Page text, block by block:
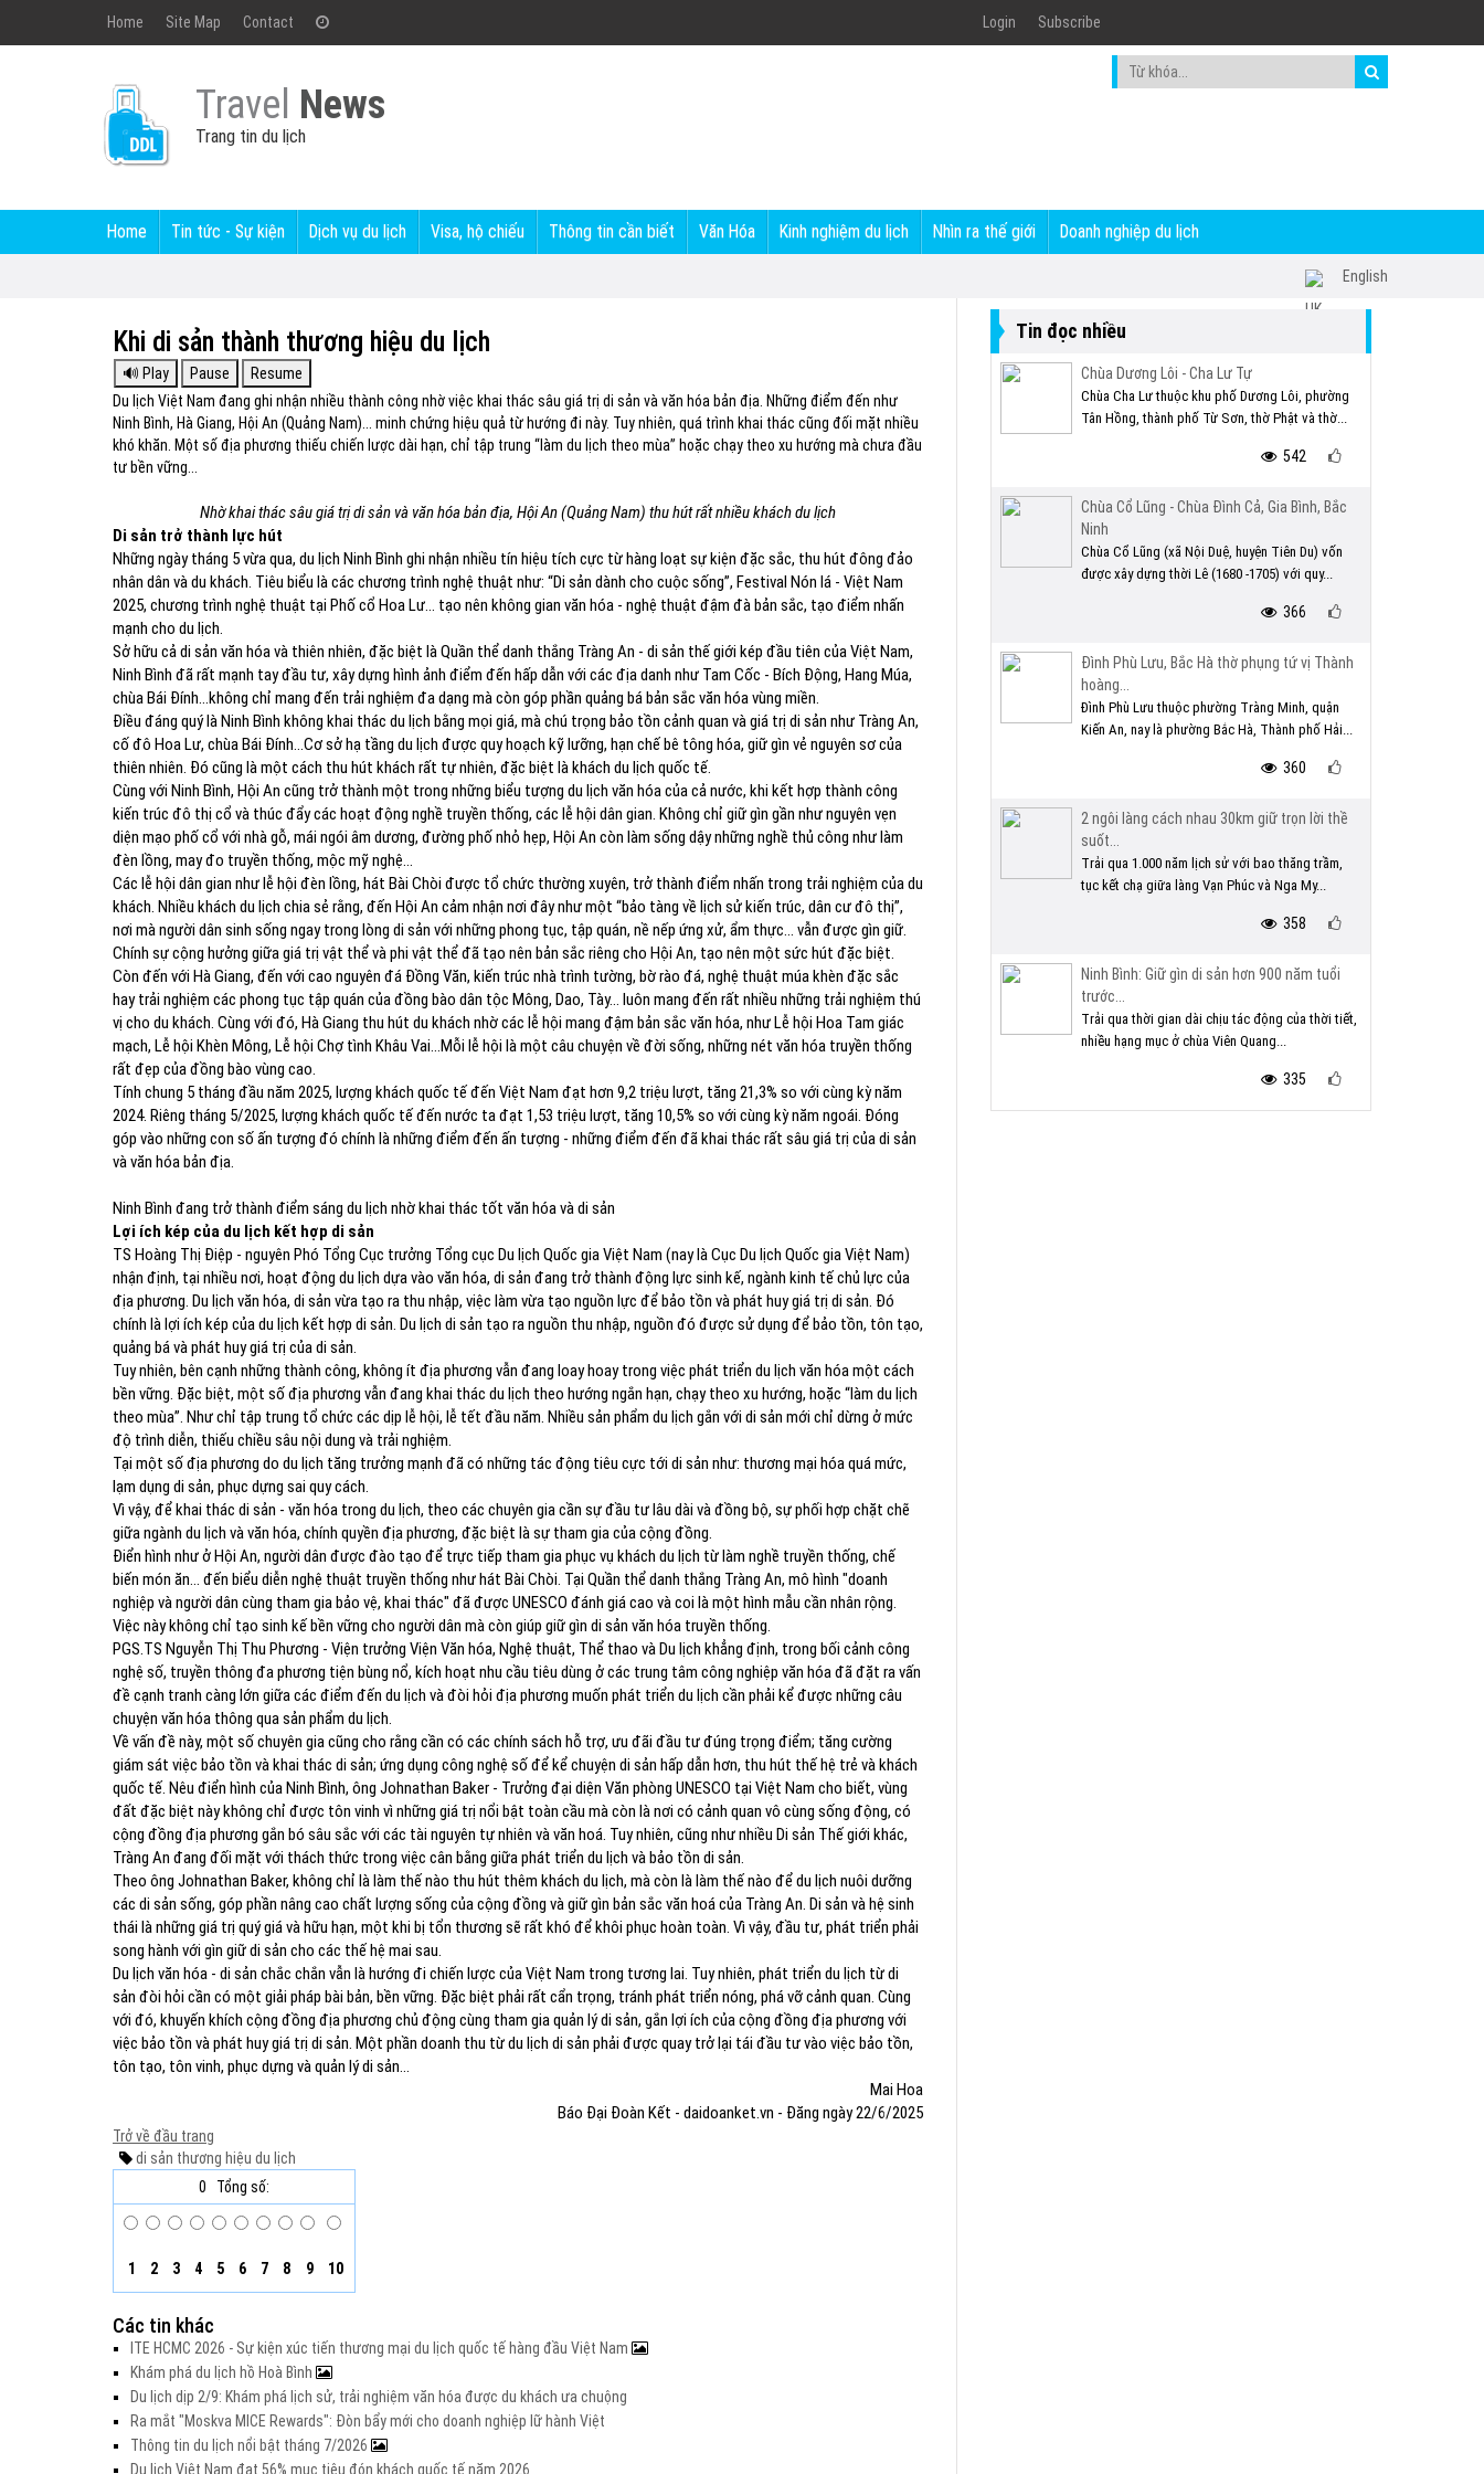
Home Site Map Contact Login Subscribe
Travel News
Trang tin du lịch
Home Tin tức - Sự kiện Dịch vụ du lịch Visa, hộ chiếu Thông tin cần biết Văn Hóa Kinh nghiệm du lịch Nhìn ra thế giới Doanh nghiệp du lịch
English
Khi di sản thành thương hiệu du lịch
Du lịch Việt Nam đang ghi nhận nhiều thành công nhờ việc khai thác sâu giá trị di sản và văn hóa bản địa. Những điểm đến như
Ninh Bình, Hà Giang, Hội An (Quảng Nam)... minh chứng hiệu quả từ hướng đi này. Tuy nhiên, quá trình khai thác cũng đối mặt nhiều
khó khăn. Một số địa phương thiếu chiến lược dài hạn, chỉ tập trung “làm du lịch theo mùa” hoặc chạy theo xu hướng mà chưa đầu
tư bền vững...
Nhờ khai thác sâu giá trị di sản và văn hóa bản địa, Hội An (Quảng Nam) thu hút rất nhiều khách du lịch
Di sản trở thành lực hút
Những ngày tháng 5 vừa qua, du lịch Ninh Bình ghi nhận nhiều tín hiệu tích cực từ hàng loạt sự kiện đặc sắc, thu hút đông đảo
nhân dân và du khách. Tiêu biểu là các chương trình nghệ thuật như: “Di sản dành cho cuộc sống”, Festival Nón lá - Việt Nam
2025, chương trình nghệ thuật tại Phố cổ Hoa Lư… tạo nên không gian văn hóa - nghệ thuật đậm đà bản sắc, tạo điểm nhấn
mạnh cho du lịch.
Sở hữu cả di sản văn hóa và thiên nhiên, đặc biệt là Quần thể danh thắng Tràng An - di sản thế giới kép đầu tiên của Việt Nam,
Ninh Bình đã rất mạnh tay đầu tư, xây dựng hình ảnh điểm đến hấp dẫn với các địa danh như Tam Cốc - Bích Động, Hang Múa,
chùa Bái Đính...không chỉ mang đến trải nghiệm đa dạng mà còn góp phần quảng bá bản sắc văn hóa vùng miền.
Điều đáng quý là Ninh Bình không khai thác du lịch bằng mọi giá, mà chú trọng bảo tồn cảnh quan và giá trị di sản như Tràng An,
cố đô Hoa Lư, chùa Bái Đính...Cơ sở hạ tầng du lịch được quy hoạch kỹ lưỡng, hạn chế bê tông hóa, giữ gìn vẻ nguyên sơ của
thiên nhiên. Đó cũng là một cách thu hút khách rất tự nhiên, đặc biệt là khách du lịch quốc tế.
Cùng với Ninh Bình, Hội An cũng trở thành một trong những biểu tượng du lịch văn hóa của cả nước, khi kết hợp thành công
kiến trúc đô thị cổ và thúc đẩy các hoạt động nghề truyền thống, các lễ hội dân gian. Không chỉ giữ gìn gần như nguyên vẹn
diện mạo phố cổ với nhà gỗ, mái ngói âm dương, đường phố nhỏ hẹp, Hội An còn làm sống dậy những nghề thủ công như làm
đèn lồng, may đo truyền thống, mộc mỹ nghệ...
Các lễ hội dân gian như lễ hội đèn lồng, hát Bài Chòi được tổ chức thường xuyên, trở thành điểm nhấn trong trải nghiệm của du
khách. Nhiều khách du lịch chia sẻ rằng, đến Hội An cảm nhận nơi đây như một “bảo tàng về lịch sử kiến trúc, dân cư đô thị”,
nơi mà người dân sinh sống ngay trong lòng di sản với những phong tục, tập quán, nề nếp ứng xử, ẩm thực… vẫn được gìn giữ.
Chính sự cộng hưởng giữa giá trị vật thể và phi vật thể đã tạo nên bản sắc riêng cho Hội An, tạo nên một sức hút đặc biệt.
Còn đến với Hà Giang, đến với cao nguyên đá Đồng Văn, kiến trúc nhà trình tường, bờ rào đá, nghệ thuật múa khèn đặc sắc
hay trải nghiệm các phong tục tập quán của đồng bào dân tộc Mông, Dao, Tày… luôn mang đến rất nhiều những trải nghiệm thú
vị cho du khách. Cùng với đó, Hà Giang thu hút du khách nhờ các lễ hội mang đậm bản sắc văn hóa, như Lễ hội Hoa Tam giác
mạch, Lễ hội Khèn Mông, Lễ hội Chợ tình Khâu Vai…Mỗi lễ hội là một câu chuyện về đời sống, những nét văn hóa truyền thống
rất đẹp của đồng bào vùng cao.
Tính chung 5 tháng đầu năm 2025, lượng khách quốc tế đến Việt Nam đạt hơn 9,2 triệu lượt, tăng 21,3% so với cùng kỳ năm
2024. Riêng tháng 5/2025, lượng khách quốc tế đến nước ta đạt 1,53 triệu lượt, tăng 10,5% so với cùng kỳ năm ngoái. Đóng
góp vào những con số ấn tượng đó chính là những điểm đến ấn tượng - những điểm đến đã khai thác rất sâu giá trị của di sản
và văn hóa bản địa.
Ninh Bình đang trở thành điểm sáng du lịch nhờ khai thác tốt văn hóa và di sản
Lợi ích kép của du lịch kết hợp di sản
TS Hoàng Thị Điệp - nguyên Phó Tổng Cục trưởng Tổng cục Du lịch Quốc gia Việt Nam (nay là Cục Du lịch Quốc gia Việt Nam)
nhận định, tại nhiều nơi, hoạt động du lịch dựa vào văn hóa, di sản đang trở thành động lực sinh kế, ngành kinh tế chủ lực của
địa phương. Du lịch văn hóa, di sản vừa tạo ra thu nhập, việc làm vừa tạo nguồn lực để bảo tồn và phát huy giá trị di sản. Đó
chính là lợi ích kép của du lịch kết hợp di sản. Du lịch di sản tạo ra nguồn thu nhập, nguồn đó được sử dụng để bảo tồn, tôn tạo,
quảng bá và phát huy giá trị của di sản.
Tuy nhiên, bên cạnh những thành công, không ít địa phương vẫn đang loay hoay trong việc phát triển du lịch văn hóa một cách
bền vững. Đặc biệt, một số địa phương vẫn đang khai thác du lịch theo hướng ngắn hạn, chạy theo xu hướng, hoặc “làm du lịch
theo mùa”. Như chỉ tập trung tổ chức các dịp lễ hội, lễ tết đầu năm. Nhiều sản phẩm du lịch gắn với di sản mới chỉ dừng ở mức
độ trình diễn, thiếu chiều sâu nội dung và trải nghiệm.
Tại một số địa phương do du lịch tăng trưởng mạnh đã có những tác động tiêu cực tới di sản như: thương mại hóa quá mức,
lạm dụng di sản, phục dựng sai quy cách.
Vì vậy, để khai thác di sản - văn hóa trong du lịch, theo các chuyên gia cần sự đầu tư lâu dài và đồng bộ, sự phối hợp chặt chẽ
giữa ngành du lịch và văn hóa, chính quyền địa phương, đặc biệt là sự tham gia của cộng đồng.
Điển hình như ở Hội An, người dân được đào tạo để trực tiếp tham gia phục vụ khách du lịch từ làm nghề truyền thống, chế
biến món ăn… đến biểu diễn nghệ thuật truyền thống như hát Bài Chòi. Tại Quần thể danh thắng Tràng An, mô hình "doanh
nghiệp và người dân cùng tham gia bảo vệ, khai thác" đã được UNESCO đánh giá cao và coi là một hình mẫu cần nhân rộng.
Việc này không chỉ tạo sinh kế bền vững cho người dân mà còn giúp giữ gìn di sản văn hóa truyền thống.
PGS.TS Nguyễn Thị Thu Phương - Viện trưởng Viện Văn hóa, Nghệ thuật, Thể thao và Du lịch khẳng định, trong bối cảnh công
nghệ số, truyền thông đa phương tiện bùng nổ, kích hoạt nhu cầu tiêu dùng ở các trung tâm công nghiệp văn hóa đã đặt ra vấn
đề cạnh tranh càng lớn giữa các điểm đến du lịch và đòi hỏi địa phương muốn phát triển du lịch cần phải kể được những câu
chuyện văn hóa thông qua sản phẩm du lịch.
Về vấn đề này, một số chuyên gia cũng cho rằng cần có các chính sách hỗ trợ, ưu đãi đầu tư đúng trọng điểm; tăng cường
giám sát việc bảo tồn và khai thác di sản; ứng dụng công nghệ số để kể chuyện di sản hấp dẫn hơn, thu hút thế hệ trẻ và khách
quốc tế. Nêu điển hình của Ninh Bình, ông Johnathan Baker - Trưởng đại diện Văn phòng UNESCO tại Việt Nam cho biết, vùng
đất đặc biệt này không chỉ được tôn vinh vì những giá trị nổi bật toàn cầu mà còn là nơi có cảnh quan vô cùng sống động, có
cộng đồng địa phương gắn bó sâu sắc với các tài nguyên tự nhiên và văn hoá. Tuy nhiên, cũng như nhiều Di sản Thế giới khác,
Tràng An đang đối mặt với thách thức trong việc cân bằng giữa phát triển du lịch và bảo tồn di sản.
Theo ông Johnathan Baker, không chỉ là làm thế nào thu hút thêm khách du lịch, mà còn là làm thế nào để du lịch nuôi dưỡng
các di sản sống, góp phần nâng cao chất lượng sống của cộng đồng và giữ gìn bản sắc văn hoá của Tràng An. Di sản và hệ sinh
thái là những giá trị quý giá và hữu hạn, một khi bị tổn thương sẽ rất khó để khôi phục hoàn toàn. Vì vậy, đầu tư, phát triển phải
song hành với gìn giữ di sản cho các thế hệ mai sau.
Du lịch văn hóa - di sản chắc chắn vẫn là hướng đi chiến lược của Việt Nam trong tương lai. Tuy nhiên, phát triển du lịch từ di
sản đòi hỏi cần có một giải pháp bài bản, bền vững. Đặc biệt phải rất cẩn trọng, tránh phát triển nóng, phá vỡ cảnh quan. Cùng
với đó, khuyến khích cộng đồng địa phương chủ động cùng tham gia quản lý di sản, gắn lợi ích của cộng đồng địa phương với
việc bảo tồn và phát huy giá trị di sản. Một phần doanh thu từ du lịch di sản phải được quay trở lại tái đầu tư vào việc bảo tồn,
tôn tạo, tôn vinh, phục dựng và quản lý di sản…
Mai Hoa
Báo Đại Đoàn Kết - daidoanket.vn - Đăng ngày 22/6/2025
Trở về đầu trang
di sản thương hiệu du lịch
0
Tổng số:
1 2 3 4 5 6 7 8 9 10
Các tin khác
ITE HCMC 2026 - Sự kiện xúc tiến thương mại du lịch quốc tế hàng đầu Việt Nam
Khám phá du lịch hồ Hoà Bình
Du lịch dịp 2/9: Khám phá lịch sử, trải nghiệm văn hóa được du khách ưa chuộng
Ra mắt "Moskva MICE Rewards": Đòn bẩy mới cho doanh nghiệp lữ hành Việt
Thông tin du lịch nổi bật tháng 7/2026
Du lịch Việt Nam đạt 56% mục tiêu đón khách quốc tế năm 2026
Tin đọc nhiều
Chùa Dương Lôi - Cha Lư Tự
Chùa Cha Lư thuộc khu phố Dương Lôi, phường
Tân Hồng, thành phố Từ Sơn, thờ Phật và thờ...
542
Chùa Cổ Lũng - Chùa Đình Cả, Gia Bình, Bắc
Ninh
Chùa Cổ Lũng (xã Nội Duệ, huyện Tiên Du) vốn
được xây dựng thời Lê (1680 -1705) với quy...
366
Đình Phù Lưu, Bắc Hà thờ phụng tứ vị Thành
hoàng...
Đình Phù Lưu thuộc phường Tràng Minh, quận
Kiến An, nay là phường Bắc Hà, Thành phố Hải...
360
2 ngôi làng cách nhau 30km giữ trọn lời thề
suốt...
Trải qua 1.000 năm lịch sử với bao thăng trầm,
tục kết chạ giữa làng Vạn Phúc và Nga My...
358
Ninh Bình: Giữ gìn di sản hơn 900 năm tuổi
trước...
Trải qua thời gian dài chịu tác động của thời tiết,
nhiều hạng mục ở chùa Viên Quang...
335